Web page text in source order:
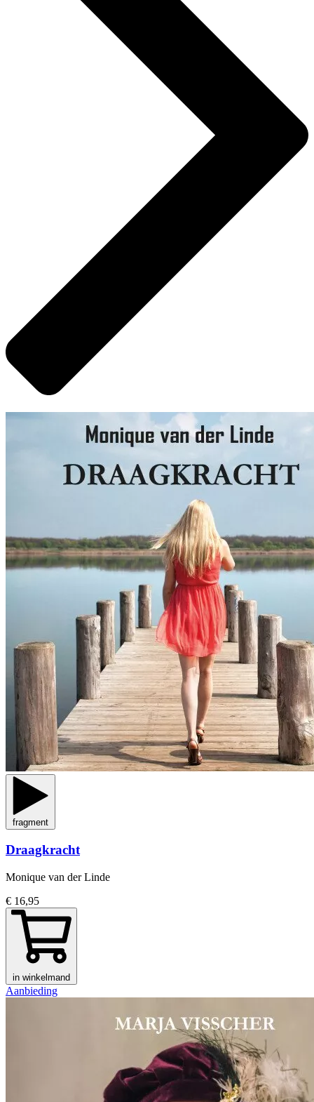
fragment
Draagkracht
Monique van der Linde
€ 16,95
in winkelmand
Aanbieding